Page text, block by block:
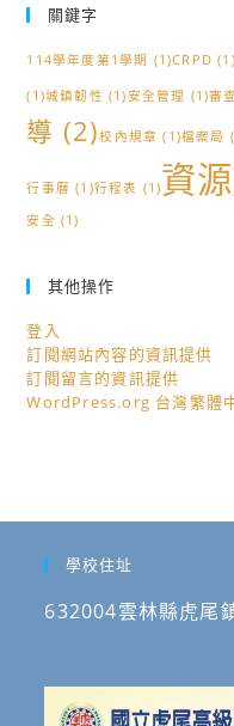
關鍵字
114學年度第1學期 (1)CRPD (1)
(1)城鎮韌性 (1)安全管理 (1)審
導 (2)校內規章 (1)檔案局
行事曆 (1)行程表 (1)資
安全 (1)
其他操作
登入
訂閱網站內容的資訊提供
訂閱留言的資訊提供
WordPress.org 台灣繁體
學校住址
632004雲林縣虎尾